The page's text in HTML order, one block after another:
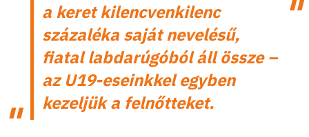
a keret kilencvenkilenc
százaléka saját nevelésű,
fiatal labdarúgóból áll össze –
az U19-eseinkkel egyben
kezeljük a felnőtteket.